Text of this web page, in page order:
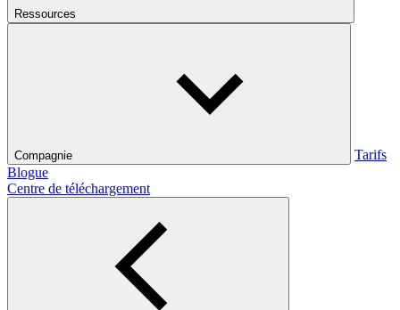
Ressources
Compagnie
Tarifs
Blogue
Centre de téléchargement